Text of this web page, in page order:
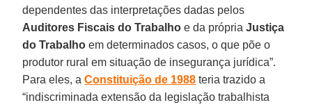
dependentes das interpretações dadas pelos
Auditores Fiscais do Trabalho e da própriaJustiça
do Trabalho em determinados casos, o que põe o
produtor rural em situação de insegurança jurídica”.
Para eles, aConstituição de 1988 teria trazido a
“indiscriminada extensão da legislação trabalhista